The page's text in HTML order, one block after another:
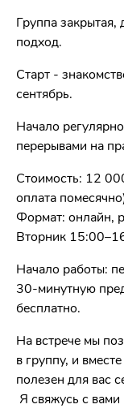
Группа закрытая,
подход.
Старт -
сентябрь.
Начало
перерывами на
Стоимость: 12
оплата
Формат:
Вторник
Начало работы:
30-минутную
бесплатно.
На встрече мы
в группу, и
полезен для вас
Я свяжусь с вами